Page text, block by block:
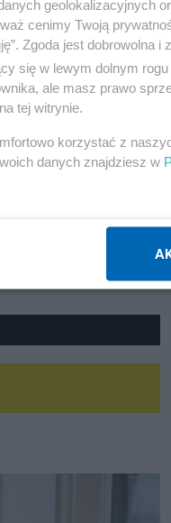
800 złotych.
geolokalizacyjnych
cenimy Twoją
Zgoda jest dobrowolna i
się w lewym dolnym
ale masz prawo
tej witrynie.
korzystać z
danych znajdziesz w